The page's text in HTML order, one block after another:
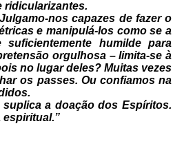
ridicularizantes.
nos capazes de fazer o
e manipulá-los como se a
humilde para
orgulhosa – limita-se à
no lugar deles? Muitas vezes
os passes. Ou confiamos na
a doação dos Espíritos.
espiritual.”